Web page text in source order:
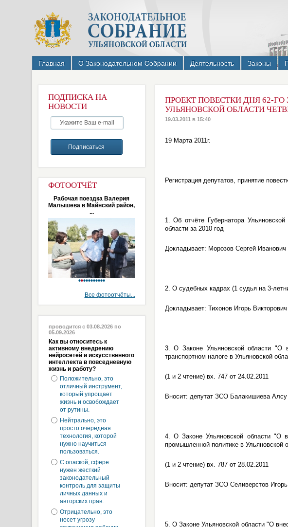
Главная О Законодательном Собрании Деятельность Законы
ПОДПИСКА НА
НОВОСТИ
ФОТООТЧЁТ
Рабочая поездка Валерия
Малышева в Майнский район,
...
Все фотоотчёты...
проводится с 03.08.2026 по
05.09.2026
Как вы относитесь к
активному внедрению
нейросетей и искусственного
интеллекта в повседневную
жизнь и работу?
Положительно, это
отличный инструмент,
который упрощает
жизнь и освобождает
от рутины.
Нейтрально, это
просто очередная
технология, которой
нужно научиться
пользоваться.
С опаской, сфере
нужен жесткий
законодательный
контроль для защиты
личных данных и
авторских прав.
Отрицательно, это
несет угрозу
ПРОЕКТ ПОВЕСТКИ ДНЯ 62-
УЛЬЯНОВСКОЙ ОБЛАСТИ
19.03.2011 в 15:40
19 Марта 2011г.
Регистрация депутатов, принятие
1. Об отчёте Губернатора
области за 2010 год
Докладывает: Морозов Сергей Иванович
2. О судебных кадрах (1 судья на 3-
Докладывает: Тихонов Игорь
3. О Законе Ульяновской области "О
транспортном налоге в Ульяновской
(1 и 2 чтение) вх. 747 от 24.02.2011
Вносит: депутат ЗСО Балакишиева
4. О Законе Ульяновской области "О
промышленной политике в Ульяновской
(1 и 2 чтение) вх. 787 от 28.02.2011
Вносит: депутат ЗСО Селиверстов
5. О Законе Ульяновской области "О